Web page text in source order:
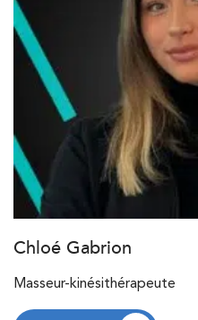
Chloé Gabrion
Masseur-kinésithérapeute